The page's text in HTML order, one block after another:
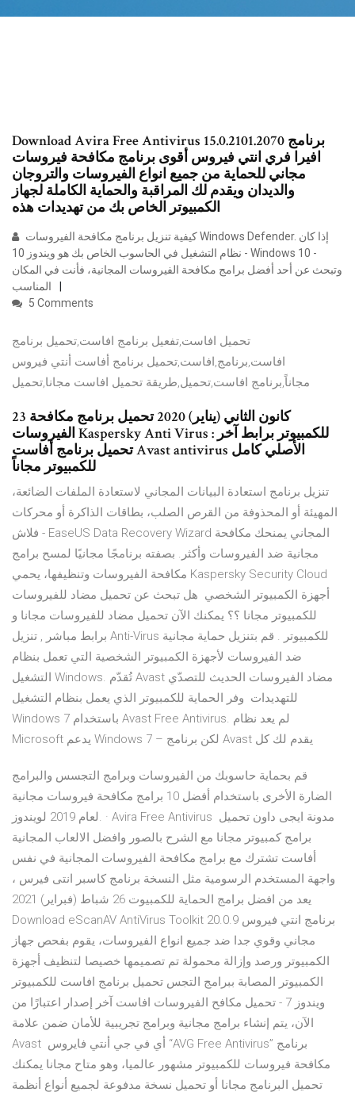
Download Avira Free Antivirus 15.0.2101.2070 برنامج
افيرا فري انتي فيروس أقوى برنامج مكافحة فيروسات
مجاني للحماية من جميع انواع الفيروسات والتروجان
والديدان ويقدم لك المراقبة والحماية الكاملة لجهاز
الكمبيوتر الخاص بك من تهديدات هذه
نظام التشغيل في الحاسوب الخاص بك هو ويندوز 10 - Windows 10 -
وتبحث عن أحد أفضل برامج مكافحة الفيروسات المجانية، فأنت في المكان
المناسب
5 Comments
تحميل افاست,تفعيل برنامج افاست,تحميل برنامج
افاست,برنامج,افاست,تحميل برنامج أفاست أنتي فيروس
مجاناً,برنامج افاست,تحميل,طريقة تحميل افاست مجانا,تحميل
23 كانون الثاني (يناير) 2020 تحميل برنامج مكافحة
الفيروسات Kaspersky Anti Virus للكمبيوتر برابط آخر :
تحميل برنامج أفاست Avast antivirus الأصلي كامل
تنزيل برنامج استعادة البيانات المجاني لاستعادة الملفات الضائعة،
المهيئة أو المحذوفة من القرص الصلب، بطاقات الذاكرة أو محركات
فلاش - EaseUS Data Recovery Wizard المجاني يمنحك مكافحة
مجانية ضد الفيروسات وأكثر. بصفته برنامجًا مجانيًا لمسح برامج
مكافحة الفيروسات وتنظيفها، يحمي Kaspersky Security Cloud
أجهزة الكمبيوتر الشخصي هل تبحث عن تحميل مضاد للفيروسات
للكمبيوتر مجانا ؟؟ يمكنك الآن تحميل مضاد للفيروسات مجانا و
برابط مباشر , تنزيل Anti-Virus للكمبيوتر . قم بتنزيل حماية مجانية
ضد الفيروسات لأجهزة الكمبيوتر الشخصية التي تعمل بنظام
التشغيل Windows. تُقدّم Avast مضاد الفيروسات الحديث للتصدّي
للتهديدات وفر الحماية للكمبيوتر الذي يعمل بنظام التشغيل
Windows 7 باستخدام Avast Free Antivirus. لم يعد نظام
قم بحماية حاسوبك من الفيروسات وبرامج التجسس والبرامج
الضارة الأخرى باستخدام أفضل 10 برامج مكافحة فيروسات مجانية
لعام 2019 لويندوز. · Avira Free Antivirus مدونة ايجى داون تحميل
برامج كمبيوتر مجانا مع الشرح بالصور وافضل الالعاب المجانية
أفاست تشترك مع برامج مكافحة الفيروسات المجانية في نفس
واجهة المستخدم الرسومية مثل النسخة برنامج كاسبر انتى فيرس ،
يعد من افضل برامج الحماية للكمبيوت 26 شباط (فبراير) 2021
Download eScanAV AntiVirus Toolkit 20.0.9 برنامج انتي فيروس
مجاني وقوي جدا ضد جميع انواع الفيروسات، يقوم بفحص جهاز
الكمبيوتر ورصد وإزالة محمولة تم تصميمها خصيصا لتنظيف أجهزة
الكمبيوتر المصابة ببرامج التجس تحميل برنامج افاست للكمبيوتر
ويندوز 7 - تحميل مكافح الفيروسات افاست آخر إصدار اعتبارًا من
الآن، يتم إنشاء برامج مجانية وبرامج تجريبية للأمان ضمن علامة
Avast أي في جي أنتي فايروس “AVG Free Antivirus” برنامج
مكافحة فيروسات للكمبيوتر مشهور عالميا، وهو متاح مجانا يمكنك
تحميل البرنامج مجانا أو تحميل نسخة مدفوعة لجميع أنواع أنظمة